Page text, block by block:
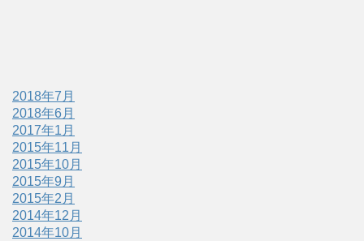
2018年7月
2018年6月
2017年1月
2015年11月
2015年10月
2015年9月
2015年2月
2014年12月
2014年10月